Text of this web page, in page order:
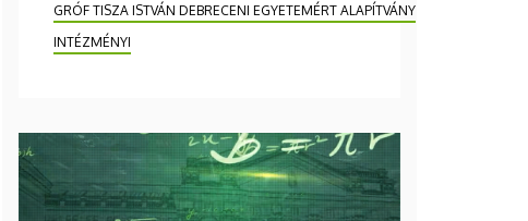
GRÓF TISZA ISTVÁN DEBRECENI EGYETEMÉRT ALAPÍTVÁNY
INTÉZMÉNYI